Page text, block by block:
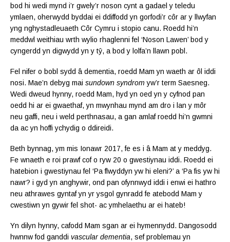
bod hi wedi mynd i’r gwely’r noson cynt a gadael y teledu
ymlaen, oherwydd byddai ei ddiffodd yn gorfodi’r côr ar y llwyfan
yng nghystadleuaeth Côr Cymru i stopio canu. Roedd hi’n
meddwl weithiau wrth wylio rhaglenni fel ‘Noson Lawen’ bod y
cyngerdd yn digwydd yn y tŷ, a bod y lolfa’n llawn pobl.
Fel nifer o bobl sydd â dementia, roedd Mam yn waeth ar ôl iddi
nosi. Mae’n debyg mai sundown syndrom yw’r term Saesneg.
Wedi dweud hynny, roedd Mam, hyd yn oed yn y cyfnod pan
oedd hi ar ei gwaethaf, yn mwynhau mynd am dro i lan y môr
neu gaffi, neu i weld perthnasau, a gan amlaf roedd hi’n gwmni
da ac yn hoffi ychydig o ddireidi.
Beth bynnag, ym mis Ionawr 2017, fe es i â Mam at y meddyg.
Fe wnaeth e roi prawf cof o ryw 20 o gwestiynau iddi. Roedd ei
hatebion i gwestiynau fel ‘Pa flwyddyn yw hi eleni?’ a ‘Pa fis yw hi
nawr? i gyd yn anghywir, ond pan ofynnwyd iddi i enwi ei hathro
neu athrawes gyntaf yn yr ysgol gynradd fe atebodd Mam y
cwestiwn yn gywir fel shot- ac ymhelaethu ar ei hateb!
Yn dilyn hynny, cafodd Mam sgan ar ei hymennydd. Dangosodd
hwnnw fod ganddi vascular dementia, sef problemau yn